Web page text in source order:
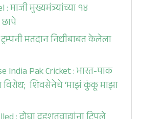
माजी मुख्यमंत्र्यांच्या १४
मतदान निधीबाबत केलेला
India Pak Cricket : भारत-पाक
विरोध; शिवसेनेचे ‘माझं कुंकू माझा